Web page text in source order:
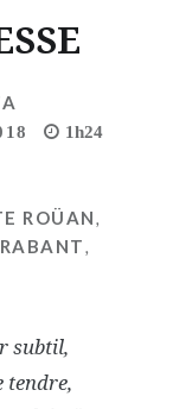
1h24
ROÜAN,
,
subtil,
tendre,